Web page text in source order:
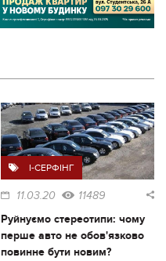
I-СЕРФІНГ
11.03.20 11489
Руйнуємо стереотипи: чому
перше авто не обов'язково
повинне бути новим?